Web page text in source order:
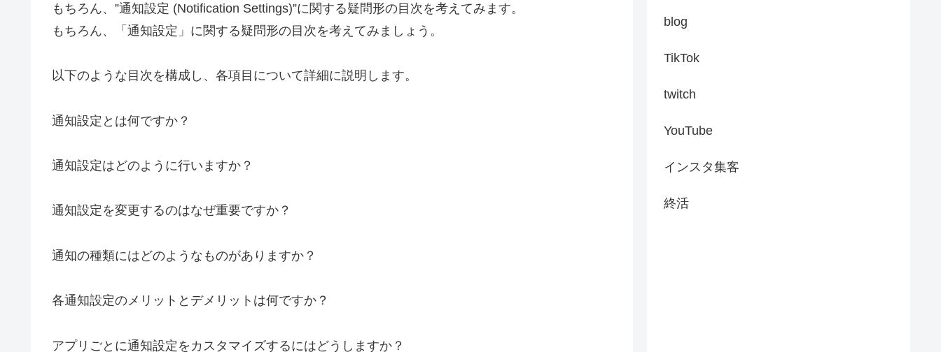
もちろん、”通知設定 (Notification Settings)”に関する疑問形の目次を考えてみます。
もちろん、「通知設定」に関する疑問形の目次を考えてみましょう。
以下のような目次を構成し、各項目について詳細に説明します。
通知設定とは何ですか？
通知設定はどのように行いますか？
通知設定を変更するのはなぜ重要ですか？
通知の種類にはどのようなものがありますか？
各通知設定のメリットとデメリットは何ですか？
アプリごとに通知設定をカスタマイズするにはどうしますか？
blog
TikTok
twitch
YouTube
インスタ集客
終活